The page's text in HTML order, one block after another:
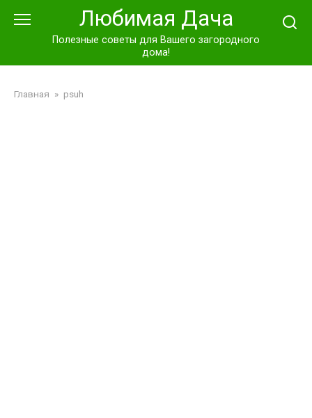
Любимая Дача
Полезные советы для Вашего загородного
дома!
Главная » psuh